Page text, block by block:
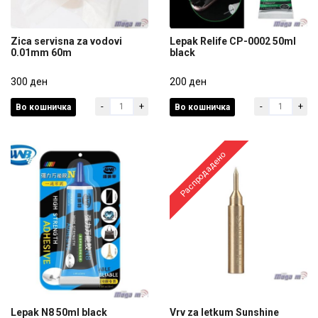
0.01mm 60m
300 ден
Zica servisna za vodovi
0.01mm 60m
300 ден
Во кошничка - +
black
200 ден
Lepak Relife CP-0002 50ml
black
200 ден
Во кошничка - +
Lepak N8 50ml black
Распродадено
Vrv za letkum Sunshine